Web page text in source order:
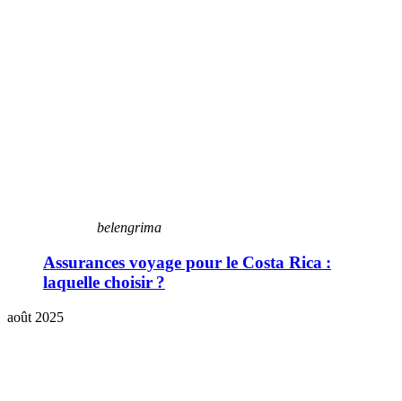
belengrima
Assurances voyage pour le Costa Rica :
laquelle choisir ?
août 2025